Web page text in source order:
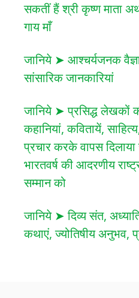
सकतीं हैं श्री कृष्ण माता
गाय माँ
जानिये ➤ आश्चर्यजनक
सांसारिक जानकारियां
जानिये ➤ प्रसिद्ध लेखकों
कहानियां, कवितायें,
प्रचार करके वापस
भारतवर्ष की आदरणीय
सम्मान को
जानिये ➤ दिव्य संत,
कथाएं, ज्योतिषीय अनुभव,